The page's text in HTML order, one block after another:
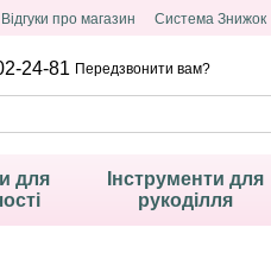
Відгуки про магазин Система Знижок
24-81 Передзвонити вам?
для
Інструменти для
рукоділля